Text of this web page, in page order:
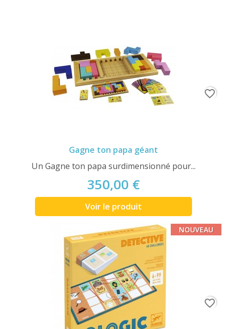
Gagne ton papa géant
Un Gagne ton papa surdimensionné pour...
350,00 €
Voir le produit
favorite_border
NOUVEAU
favorite_border